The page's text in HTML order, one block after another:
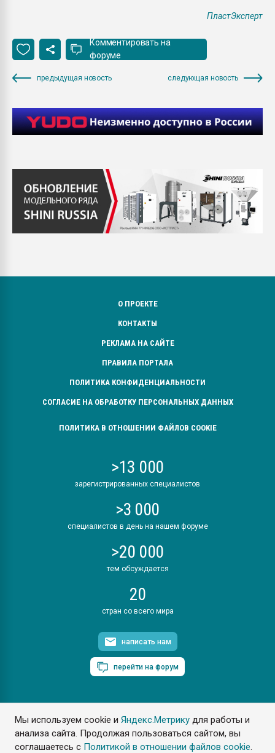
Мы используем cookie иЯндекс.Метрику для работы и
анализа сайта. Продолжая пользоваться сайтом, вы
соглашаетесь с Политикой в отношении файлов cookie.
ПластЭксперт
Комментировать на
форуме
предыдущая новость следующая новость
О ПРОЕКТЕ
КОНТАКТЫ
РЕКЛАМА НА САЙТЕ
ПРАВИЛА ПОРТАЛА
ПОЛИТИКА КОНФИДЕНЦИАЛЬНОСТИ
СОГЛАСИЕ НА ОБРАБОТКУ ПЕРСОНАЛЬНЫХ ДАННЫХ
ПОЛИТИКА В ОТНОШЕНИИ ФАЙЛОВ COOKIE
>13 000
зарегистрированных специалистов
>3 000
специалистов в день на нашем форуме
>20 000
тем обсуждается
20
стран со всего мира
написать нам
перейти на форум
ПластЭксперт © 2006. Все права защищены
Разрешается копирование материалов сайта с обязательной
ссылкой на www.e-plastic.ru